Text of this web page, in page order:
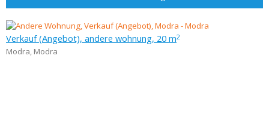
Verkauf (Angebot), andere wohnung, 20 m2
Modra, Modra